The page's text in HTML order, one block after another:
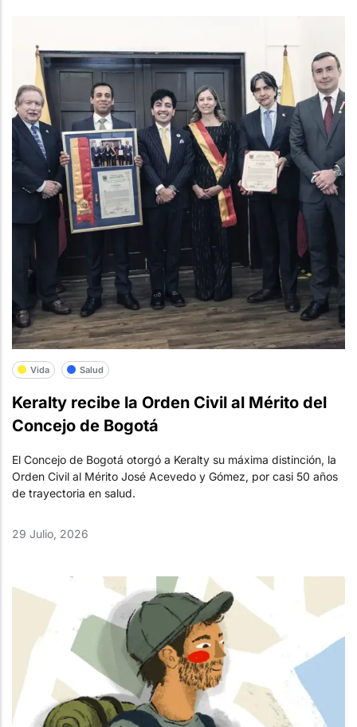
Vida Salud
Keralty recibe la Orden Civil al Mérito del
Concejo de Bogotá
El Concejo de Bogotá otorgó a Keralty su máxima distinción, la
Orden Civil al Mérito José Acevedo y Gómez, por casi 50 años
de trayectoria en salud.
29 Julio, 2026